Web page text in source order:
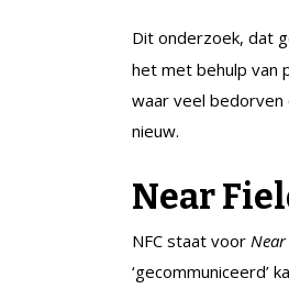
Dit onderzoek, dat
het met behulp van
waar veel bedorven
nieuw.
Near
NFC staat voor
‘gecommuniceerd’